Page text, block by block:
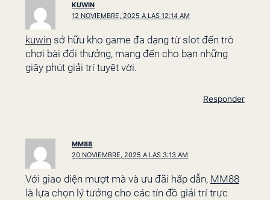
KUWIN
12 NOVIEMBRE, 2025 A LAS 12:14 AM
kuwin sở hữu kho game đa dạng từ slot đến trò
chơi bài đổi thưởng, mang đến cho bạn những
giây phút giải trí tuyệt vời.
Responder
MM88
20 NOVIEMBRE, 2025 A LAS 3:13 AM
Với giao diện mượt mà và ưu đãi hấp dẫn, MM88
là lựa chọn lý tưởng cho các tín đồ giải trí trực